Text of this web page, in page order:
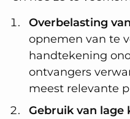
Overbelasting
opnemen van te
handtekening
ontvangers
meest relevante
Gebruik van